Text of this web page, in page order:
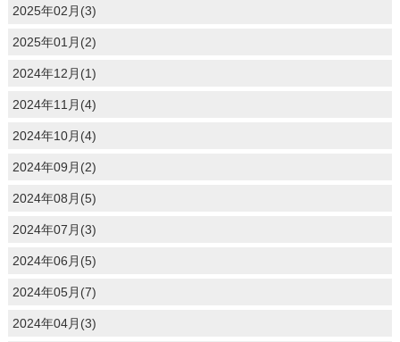
2025年02月(3)
2025年01月(2)
2024年12月(1)
2024年11月(4)
2024年10月(4)
2024年09月(2)
2024年08月(5)
2024年07月(3)
2024年06月(5)
2024年05月(7)
2024年04月(3)